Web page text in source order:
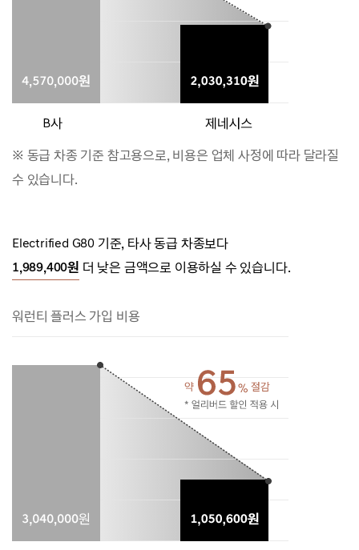
※ 동급 차종 기준 참고용으로, 비용은 업체 사정에 따라 달라질
수 있습니다.
Electrified G80 기준, 타사 동급 차종보다
1,989,400원 더 낮은 금액으로 이용하실 수 있습니다.
워런티 플러스 가입 비용